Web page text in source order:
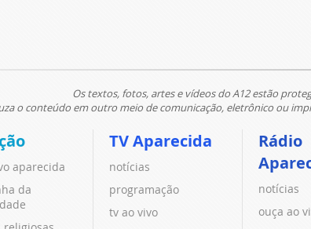
Os textos, fotos, artes e vídeos do A12 estão
o conteúdo em outro meio de comunicação, eletrônico ou
aparecida
da
TV Aparecida
notícias
programação
tv ao vivo
Rádio
notícias
ouça ao